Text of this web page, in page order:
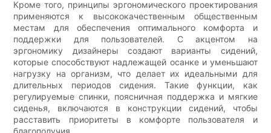
Кроме того, принципы эргономического проектирования
применяются к высококачественным общественным
местам для обеспечения оптимального комфорта и
поддержки для пользователей. С акцентом на
эргономику дизайнеры создают варианты сидений,
которые способствуют надлежащей осанке и уменьшают
нагрузку на организм, что делает их идеальными для
длительных периодов сидения. Такие функции, как
регулируемые спинки, поясничная поддержка и мягкие
сиденья, включаются в конструкции сидений, чтобы
расставить приоритеты в комфорте пользователя и